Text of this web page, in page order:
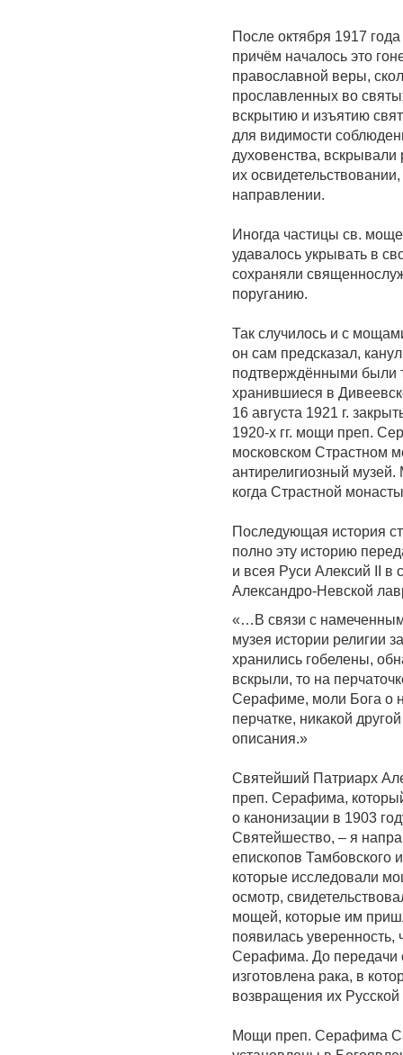
После октября 1917
причём началось это
православной веры,
прославленных во
вскрытию и изъятию
для видимости
духовенства,
их
направлении.
Иногда частицы св.
удавалось укрывать в
сохраняли
поруганию.
Так случилось и с
он сам предсказал,
подтверждёнными были
хранившиеся в
16 августа 1921 г.
1920-х гг. мощи преп.
московском Страстном
антирелигиозный
когда Страстной
Последующая история
полно эту историю
и всея Руси Алексий II в
Александро-Невской
«…В связи с намеченным
музея истории религии
хранились гобелены,
вскрыли, то на
Серафиме, моли Бога о
перчатке, никакой
описания.»
Святейший Патриарх
преп. Серафима,
о канонизации в 1903
Святейшество, – я
епископов Тамбовского
которые исследовали
осмотр,
мощей, которые им
появилась уверенность,
Серафима. До передачи
изготовлена рака, в
возвращения их
Мощи преп. Серафима